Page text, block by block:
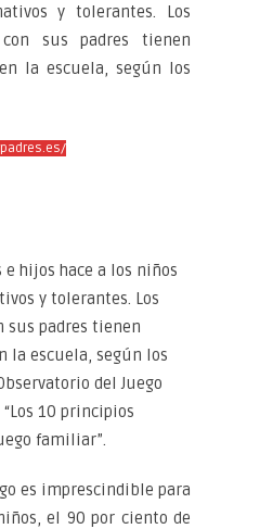
y tolerantes. Los
sus padres tienen
la escuela, según los
hijos hace a los niños
y tolerantes. Los
sus padres tienen
la escuela, según los
del Juego
10 principios
familiar”.
es imprescindible para
el 90 por ciento de